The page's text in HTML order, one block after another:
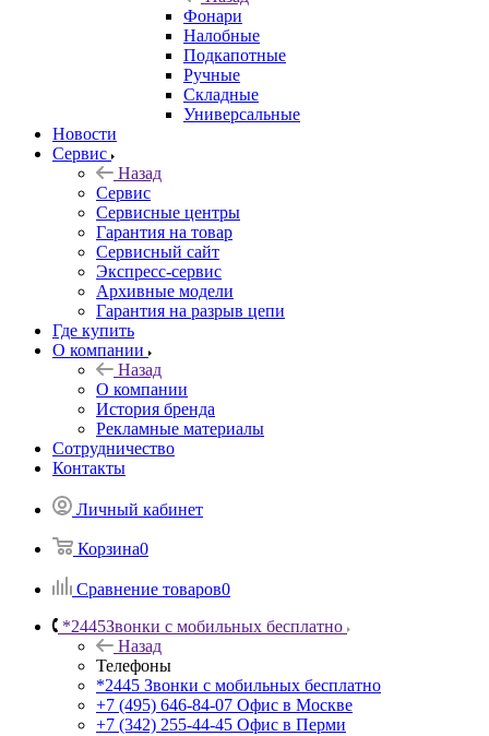
Фонари
Налобные
Подкапотные
Ручные
Складные
Универсальные
Новости
Сервис
Назад
Сервис
Сервисные центры
Гарантия на товар
Сервисный сайт
Экспресс-сервис
Архивные модели
Гарантия на разрыв цепи
Где купить
О компании
Назад
О компании
История бренда
Рекламные материалы
Сотрудничество
Контакты
Личный кабинет
Корзина0
Сравнение товаров0
*2445Звонки с мобильных бесплатно
Назад
Телефоны
*2445 Звонки с мобильных бесплатно
+7 (495) 646-84-07 Офис в Москве
+7 (342) 255-44-45 Офис в Перми